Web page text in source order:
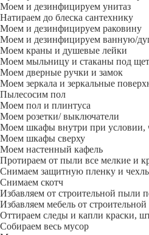
Моем и дезинфицируем унитаз
Натираем до блеска сантехнику
Моем и дезинфицируем раковину
Моем и дезинфицируем ванную/
Моем краны и душевые лейки
Моем мыльницу и стаканы под
Моем дверные ручки и замок
Моем зеркала и зеркальные
Пылесосим пол
Моем пол и плинтуса
Моем розетки/ выключатели
Моем шкафы внутри при условии,
Моем шкафы сверху
Моем настенный кафель
Протираем от пыли все мелкие и
Снимаем защитную пленку и
Снимаем скотч
Избавляем от строительной пыли
Избавляем мебель от
Оттираем следы и капли краски,
Собираем весь мусор